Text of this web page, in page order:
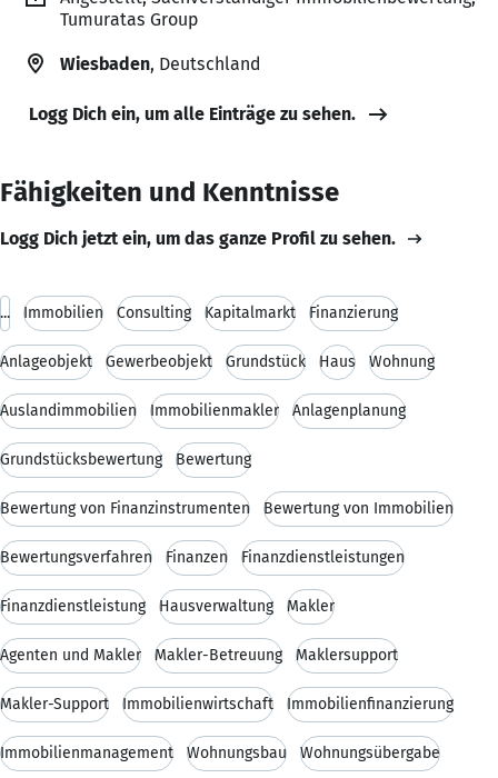
Tumuratas Group
Wiesbaden, Deutschland
Logg Dich ein, um alle Einträge zu sehen.
Fähigkeiten und Kenntnisse
Logg Dich jetzt ein, um das ganze Profil zu sehen.
... Immobilien Consulting Kapitalmarkt Finanzierung
Anlageobjekt Gewerbeobjekt Grundstück Haus Wohnung
Auslandimmobilien Immobilienmakler Anlagenplanung
Grundstücksbewertung Bewertung
Bewertung von Finanzinstrumenten Bewertung von Immobilien
Bewertungsverfahren Finanzen Finanzdienstleistungen
Finanzdienstleistung Hausverwaltung Makler
Agenten und Makler Makler-Betreuung Maklersupport
Makler-Support Immobilienwirtschaft Immobilienfinanzierung
Immobilienmanagement Wohnungsbau Wohnungsübergabe